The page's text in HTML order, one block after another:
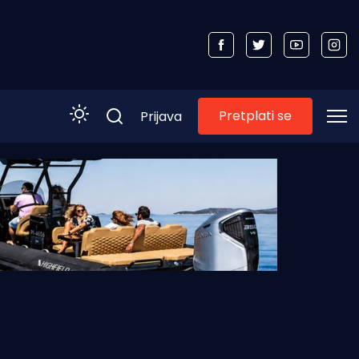
Prijava Pretplati se